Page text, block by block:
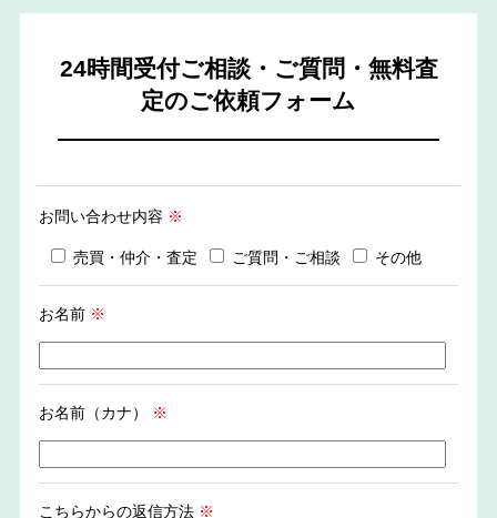
24時間受付ご相談・ご質問・無料査
定のご依頼フォーム
お問い合わせ内容 ※
売買・仲介・査定 ご質問・ご相談 その他
お名前 ※
お名前（カナ） ※
こちらからの返信方法 ※